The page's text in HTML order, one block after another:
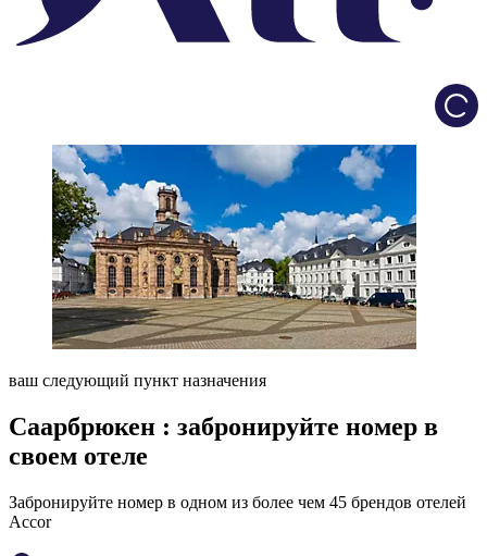
ваш следующий пункт назначения
Саарбрюкен : забронируйте номер в
своем отеле
Забронируйте номер в одном из более чем 45 брендов отелей
Accor